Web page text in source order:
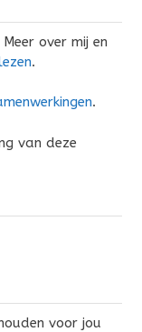
over mij en
.
.
van deze
voor jou